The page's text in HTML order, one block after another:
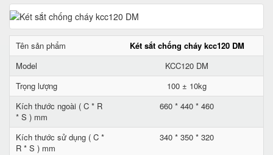
Tên sản phẩm
Két sắt chống cháy kcc120 DM
Model
KCC120 DM
Trọng lượng
100 ± 10kg
Kích thước ngoài ( C * R
* S ) mm
660 * 440 * 460
Kích thước sử dụng ( C *
R * S ) mm
340 * 350 * 320